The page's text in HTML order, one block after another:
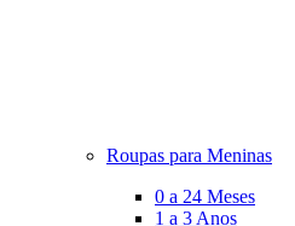
Roupas para Meninas
0 a 24 Meses
1 a 3 Anos